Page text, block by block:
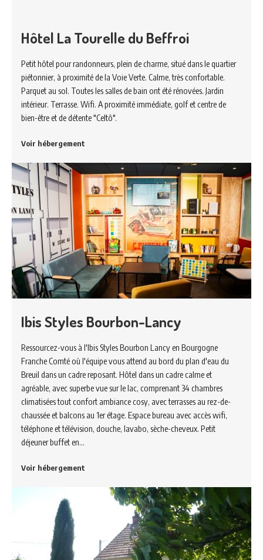
Hôtel La Tourelle du Beffroi
Petit hôtel pour randonneurs, plein de charme, situé dans le quartier
piétonnier, à proximité de la Voie Verte. Calme, très confortable.
Parquet au sol. Toutes les salles de bain ont été rénovées. Jardin
intérieur. Terrasse. Wifi. A proximité immédiate, golf et centre de
bien-être et de détente "Celtô".
Voir hébergement
Ibis Styles Bourbon-Lancy
Ressourcez-vous à l'Ibis Styles Bourbon Lancy en Bourgogne
Franche Comté où l'équipe vous attend au bord du plan d'eau du
Breuil dans un cadre reposant. Hôtel dans un cadre calme et
agréable, avec superbe vue sur le lac, comprenant 34 chambres
climatisées tout confort ambiance cosy, avec terrasses au rez-de-
chaussée et balcons au 1er étage. Espace bureau avec accès wifi,
téléphone et télévision, douche, lavabo, sèche-cheveux. Petit
déjeuner buffet en…
Voir hébergement